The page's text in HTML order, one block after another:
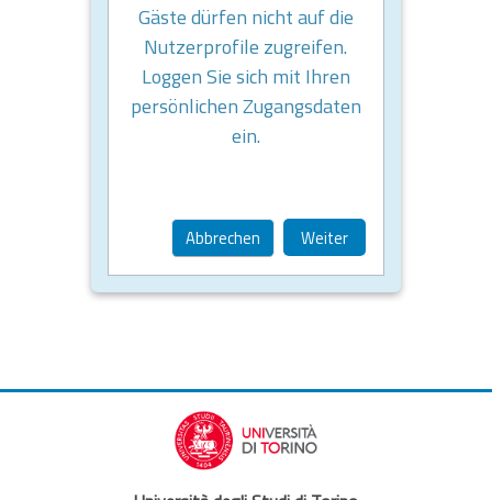
Gäste dürfen nicht auf die
Nutzerprofile zugreifen.
Loggen Sie sich mit Ihren
persönlichen Zugangsdaten
ein.
Abbrechen Weiter